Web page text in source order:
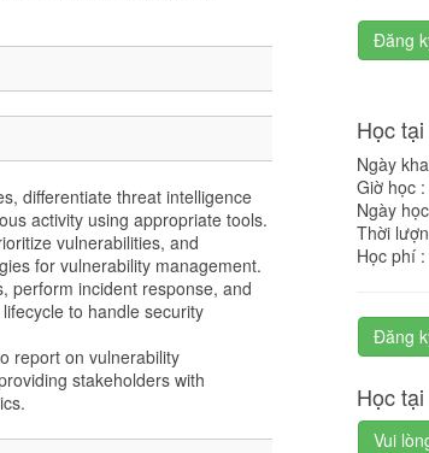
differentiate threat intelligence
activity using appropriate tools.
vulnerabilities, and
for vulnerability management.
perform incident response, and
to handle security
report on vulnerability
stakeholders with
Đăng
Học
Ngày
Giờ học :
Ngày
Thời
Học phí :
Đăng
Học
Vui